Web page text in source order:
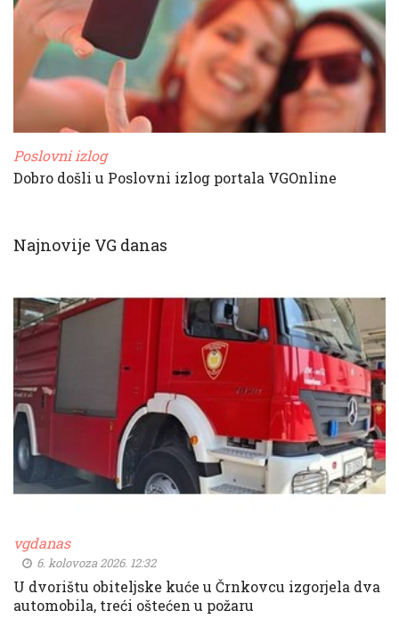
Poslovni izlog
Dobro došli u Poslovni izlog portala VGOnline
Najnovije VG danas
vgdanas
6. kolovoza 2026. 12:32
U dvorištu obiteljske kuće u Črnkovcu izgorjela dva
automobila, treći oštećen u požaru